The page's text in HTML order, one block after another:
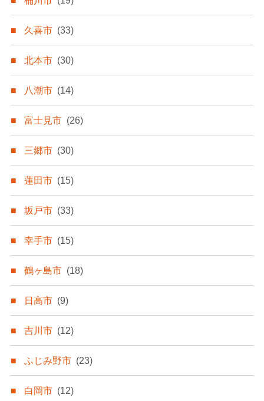
久喜市 (33)
北本市 (30)
八潮市 (14)
富士見市 (26)
三郷市 (30)
蓮田市 (15)
坂戸市 (33)
幸手市 (15)
鶴ヶ島市 (18)
日高市 (9)
吉川市 (12)
ふじみ野市 (23)
白岡市 (12)